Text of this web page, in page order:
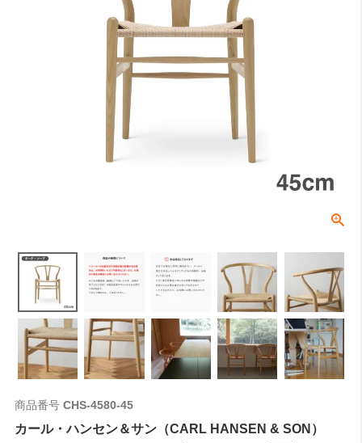
商品番号 CHS-4580-45
カール・ハンセン＆サン（CARL HANSEN & SON）